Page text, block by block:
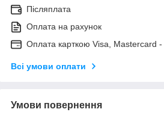
Післяплата
Оплата на рахунок
Оплата карткою Visa, Mastercard
Всі умови оплати
Умови повернення